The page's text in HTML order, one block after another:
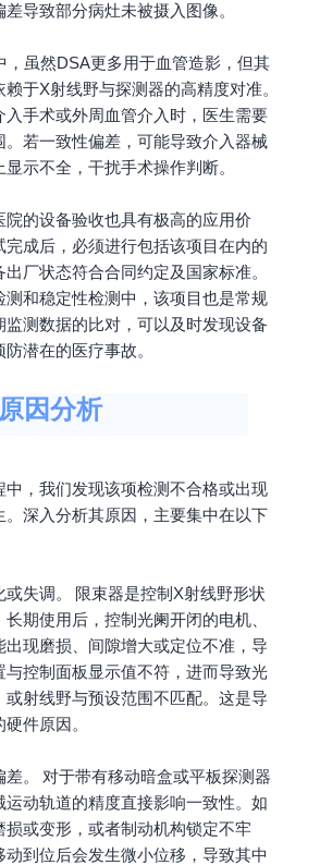
导致部分病灶未被摄入图像。
，虽然DSA更多用于血管造影，但其
于X射线野与探测器的高精度对准。
入手术或外周血管介入时，医生需要
。若一致性偏差，可能导致介入器械
示不全，干扰手术操作判断。
院的设备验收也具有极高的应用价
成后，必须进行包括该项目在内的
厂状态符合合同约定及国家标准。
测和稳定性检测中，该项目也是常规
监测数据的比对，可以及时发现设备
潜在的医疗事故。
因分析
中，我们发现该项检测不合格或出现
。深入分析其原因，主要集中在以下
或失调。 限束器是控制X射线野形状
期使用后，控制光阑开闭的电机、
现磨损、间隙增大或定位不准，导
与控制面板显示值不符，进而导致光
或射线野与预设范围不匹配。这是导
件原因。
差。 对于带有移动暗盒或平板探测器
运动轨道的精度直接影响一致性。如
损或变形，或者制动机构锁定不牢
动到位后会发生微小位移，导致其中